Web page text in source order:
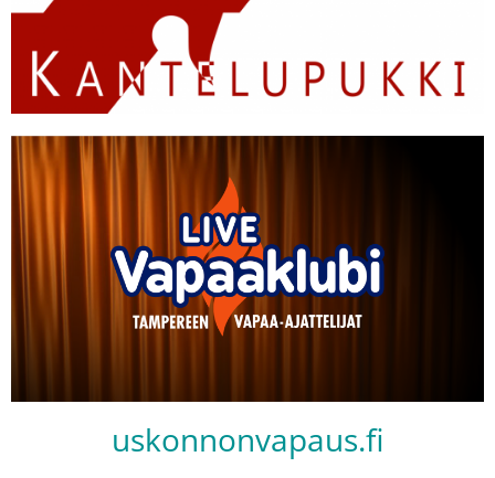
uskonnonvapaus.fi